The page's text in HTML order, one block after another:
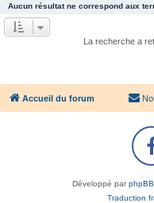
Aucun résultat ne correspond aux
La recherche a
Accueil du forum
Développé parphpBB
Traduction